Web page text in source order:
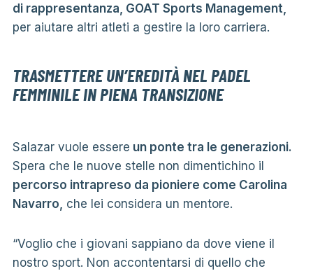
di rappresentanza, GOAT Sports Management,
per aiutare altri atleti a gestire la loro carriera.
TRASMETTERE UN’EREDITÀ NEL PADEL
FEMMINILE IN PIENA TRANSIZIONE
Salazar vuole essere un ponte tra le generazioni.
Spera che le nuove stelle non dimentichino il
percorso intrapreso da pioniere come Carolina
Navarro, che lei considera un mentore.
“Voglio che i giovani sappiano da dove viene il
nostro sport. Non accontentarsi di quello che